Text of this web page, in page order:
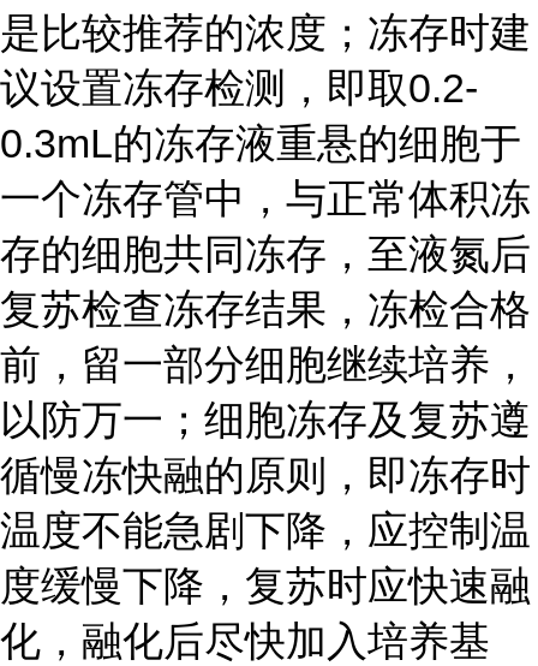
是比较推荐的浓度；冻存时建
议设置冻存检测，即取0.2-
0.3mL的冻存液重悬的细胞于
一个冻存管中，与正常体积冻
存的细胞共同冻存，至液氮后
复苏检查冻存结果，冻检合格
前，留一部分细胞继续培养，
以防万一；细胞冻存及复苏遵
循慢冻快融的原则，即冻存时
温度不能急剧下降，应控制温
度缓慢下降，复苏时应快速融
化，融化后尽快加入培养基